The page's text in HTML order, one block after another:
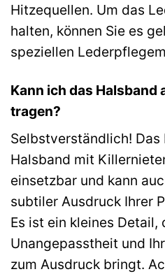
Hitzequellen. Um das
halten, können Sie es
speziellen
Kann ich das Halsband
tragen?
Selbstverständlich! Das
Halsband mit
einsetzbar und kann
subtiler Ausdruck Ihrer
Es ist ein kleines Detail,
Unangepasstheit und
zum Ausdruck bringt.